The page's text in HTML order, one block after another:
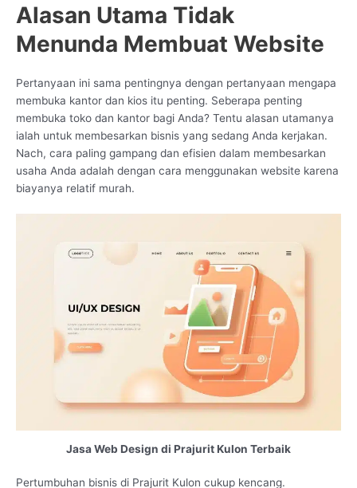
Alasan Utama Tidak
Menunda Membuat Website
Pertanyaan ini sama pentingnya dengan pertanyaan mengapa
membuka kantor dan kios itu penting. Seberapa penting
membuka toko dan kantor bagi Anda? Tentu alasan utamanya
ialah untuk membesarkan bisnis yang sedang Anda kerjakan.
Nach, cara paling gampang dan efisien dalam membesarkan
usaha Anda adalah dengan cara menggunakan website karena
biayanya relatif murah.
Jasa Web Design di Prajurit Kulon Terbaik
Pertumbuhan bisnis di Prajurit Kulon cukup kencang.